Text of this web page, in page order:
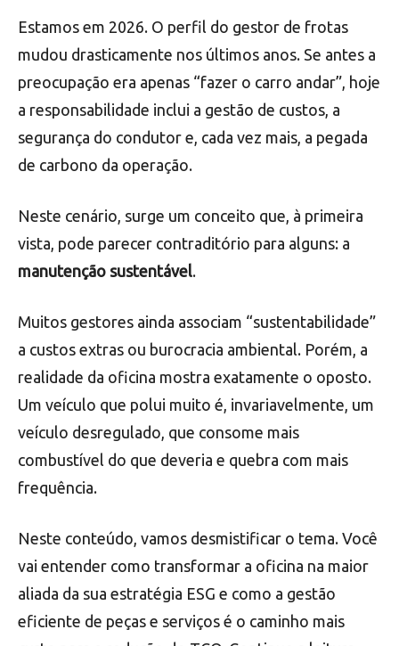
Estamos em 2026. O perfil do gestor de frotas
mudou drasticamente nos últimos anos. Se antes a
preocupação era apenas “fazer o carro andar”, hoje
a responsabilidade inclui a gestão de custos, a
segurança do condutor e, cada vez mais, a pegada
de carbono da operação.
Neste cenário, surge um conceito que, à primeira
vista, pode parecer contraditório para alguns: a
manutenção sustentável.
Muitos gestores ainda associam “sustentabilidade”
a custos extras ou burocracia ambiental. Porém, a
realidade da oficina mostra exatamente o oposto.
Um veículo que polui muito é, invariavelmente, um
veículo desregulado, que consome mais
combustível do que deveria e quebra com mais
frequência.
Neste conteúdo, vamos desmistificar o tema. Você
vai entender como transformar a oficina na maior
aliada da sua estratégia ESG e como a gestão
eficiente de peças e serviços é o caminho mais